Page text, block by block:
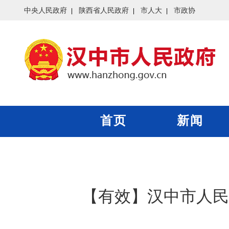
中央人民政府 陕西省人民政府 市人大 市政协
首页 新闻
【有效】汉中市人